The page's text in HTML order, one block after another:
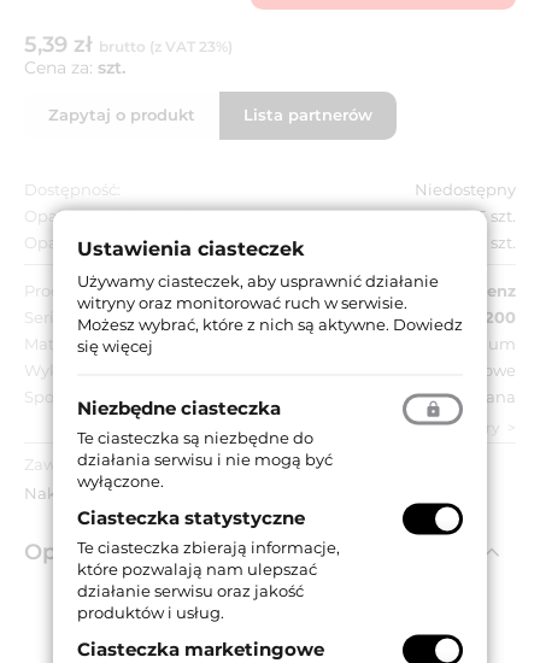
5,39 zł brutto (z VAT 23%)
Cena za: szt.
Zapytaj o produkt Lista partnerów
Dostępność:
Niedostępny
Opakowanie jednostkowe:
36 szt.
Opakowanie zbiorcze:
36 szt.
Producent:
Krona Koblenz
Seria:
Kubica K6200
Materiał:
Aluminium
Wykończenie:
Niklowane matowe
Sposób montażu:
Wciskana
zobacz wszystkie parametry
Zawartość opakowania:
Nakładka.
Opis produktu
Nakładka na zawias K6200.
Montowana na wcisk.
Ustawienia ciasteczek
Używamy ciasteczek, aby usprawnić działanie
witryny oraz monitorować ruch w serwisie.
Możesz wybrać, które z nich są aktywne. Dowiedz
się więcej
Niezbędne ciasteczka
Te ciasteczka są niezbędne do
działania serwisu i nie mogą być
wyłączone.
Ciasteczka statystyczne
Te ciasteczka zbierają informacje,
które pozwalają nam ulepszać
działanie serwisu oraz jakość
produktów i usług.
Ciasteczka marketingowe